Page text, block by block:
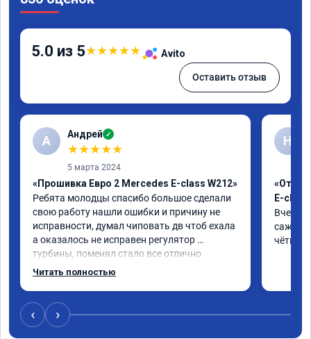
5.0 из 5★★★★★ Avito
Оставить отзыв
А Андрей ✓
★★★★★
5 марта 2024
«Прошивка Евро 2 Mercedes E-class W212»
Ребята молодцы спасибо большое сделали
свою работу нашли ошибки и причину не
исправности, думал чиповать дв чтоб ехала
а оказалось не исправен регулятор
турбины, поменял стало все отлично
Читать полностью
Н
E-class
Вчера
чётко.
‹ ›